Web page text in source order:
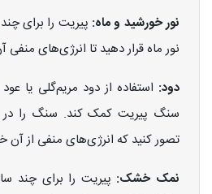
نور خورشید و ماه: پیریت را برای
نور ماه قرار دهید تا انرژی‌های منفی
دود: استفاده از دود مریم‌گلی یا
سنگ پیریت کمک کند. سنگ را در
تصور کنید که انرژی‌های منفی از آن
نمک خشک: پیریت را برای چند